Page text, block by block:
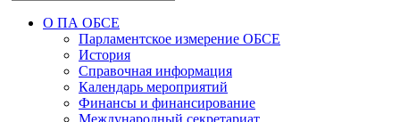
О ПА ОБСЕ
Парламентское измерение ОБСЕ
История
Справочная информация
Календарь мероприятий
Финансы и финансирование
Международный секретариат